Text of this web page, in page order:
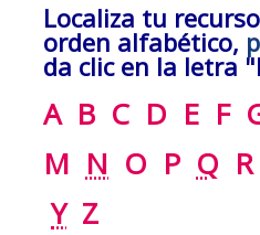
Localiza tu
orden alfabético,
da clic en la letra
A B C D E F
M N O P Q R
Y Z